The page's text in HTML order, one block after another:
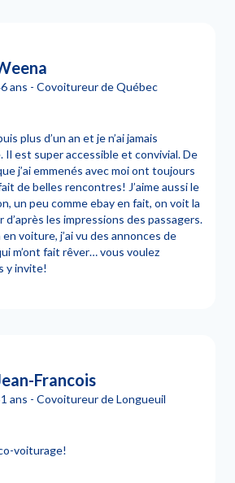
ans - Covoitureur de Québec
plus d’un an et je n’ai jamais
est super accessible et convivial. De
j’ai emmenés avec moi ont toujours
de belles rencontres! J’aime aussi le
un peu comme ebay en fait, on voit la
les impressions des passagers.
voiture, j’ai vu des annonces de
m’ont fait rêver… vous voulez
y invite!
Francois
ans - Covoitureur de Longueuil
voiturage!